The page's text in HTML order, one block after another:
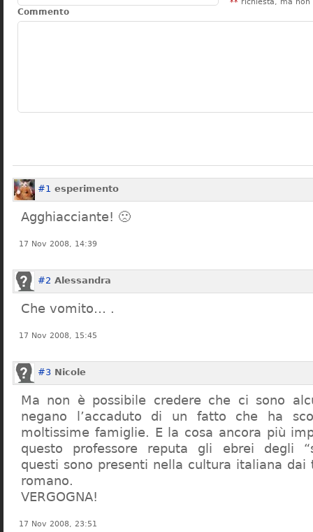
Commento
#1 esperimento
Agghiacciante! 🙁
17 Nov 2008, 14:39
#2 Alessandra
Che vomito… .
17 Nov 2008, 15:45
#3 Nicole
Ma non è possibile credere che ci sono
negano l’accaduto di un fatto che ha
moltissime famiglie. E la cosa ancora più
questo professore reputa gli ebrei degli
questi sono presenti nella cultura italiana dai
romano.
VERGOGNA!
17 Nov 2008, 23:51